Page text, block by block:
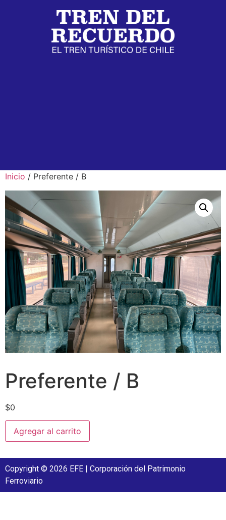
Inicio / Preferente / B
Preferente / B
$0
Agregar al carrito
Copyright © 2026 EFE | Corporación del Patrimonio
Ferroviario